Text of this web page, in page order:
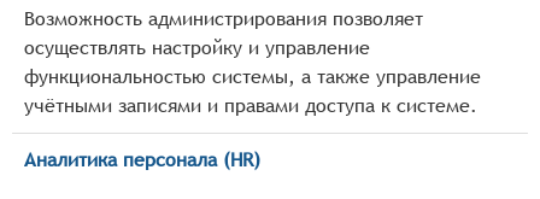
Возможность администрирования позволяет
осуществлять настройку и управление
функциональностью системы, а также управление
учётными записями и правами доступа к системе.
Аналитика персонала (HR)